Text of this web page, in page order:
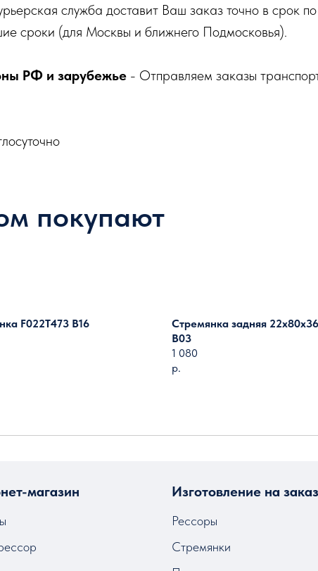
служба доставит Ваш заказ точно в срок
сроки (для Москвы и ближнего Подмосковья).
РФ и зарубежье - Отправляем заказы
покупают
F022T473 B16
Стремянка задняя
B03
1 080
р.
магазин Изготовление на заказ
Рессоры
Стремянки